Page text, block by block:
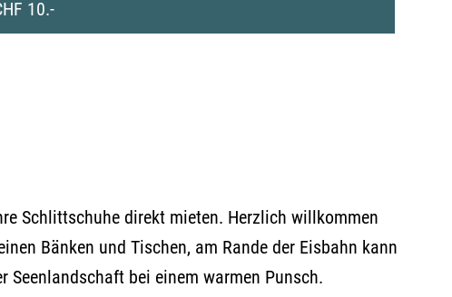
10.-
Schlittschuhe direkt mieten. Herzlich willkommen
Bänken und Tischen, am Rande der Eisbahn kann
Seenlandschaft bei einem warmen Punsch.